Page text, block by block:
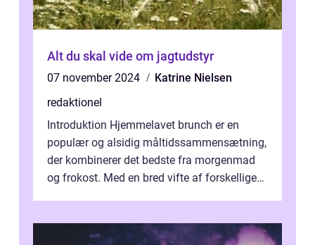
Alt du skal vide om jagtudstyr
07 november 2024
Katrine Nielsen
redaktionel
Introduktion Hjemmelavet brunch er en
populær og alsidig måltidssammensætning,
der kombinerer det bedste fra morgenmad
og frokost. Med en bred vifte af forskellige